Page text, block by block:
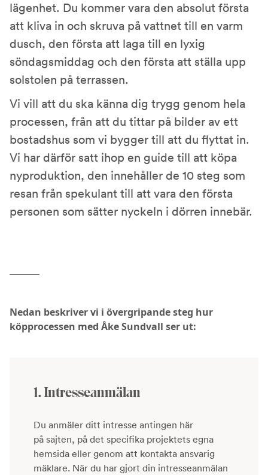
lägenhet. Du kommer vara den absolut första
att kliva in och skruva på vattnet till en varm
dusch, den första att laga till en lyxig
söndagsmiddag och den första att ställa upp
solstolen på terrassen.
Vi vill att du ska känna dig trygg genom hela
processen, från att du tittar på bilder av ett
bostadshus som vi bygger till att du flyttat in.
Vi har därför satt ihop en guide till att köpa
nyproduktion, den innehåller de 10 steg som
resan från spekulant till att vara den första
personen som sätter nyckeln i dörren innebär.
Nedan beskriver vi i övergripande steg hur
köpprocessen med Åke Sundvall ser ut:
1. Intresseanmälan
Du anmäler ditt intresse antingen här
på sajten, på det specifika projektets egna
hemsida eller genom att kontakta ansvarig
mäklare. När du har gjort din intresseanmälan